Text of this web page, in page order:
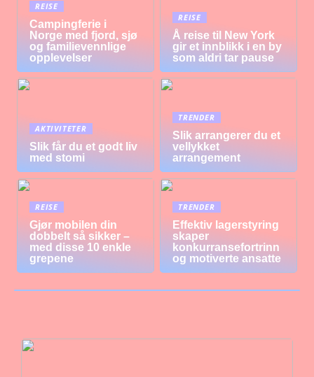
REISE
Campingferie i
Norge med fjord, sjø
og familievennlige
opplevelser
REISE
Å reise til New York
gir et innblikk i en by
som aldri tar pause
AKTIVITETER
Slik får du et godt liv
med stomi
TRENDER
Slik arrangerer du et
vellykket
arrangement
REISE
Gjør mobilen din
dobbelt så sikker –
med disse 10 enkle
grepene
TRENDER
Effektiv lagerstyring
skaper
konkurransefortrinn
og motiverte ansatte